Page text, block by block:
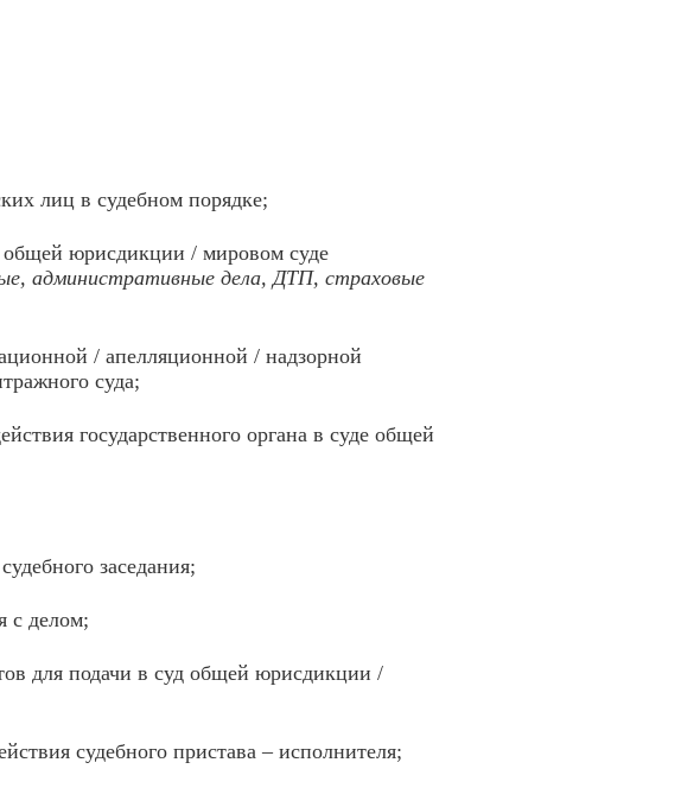
лиц в судебном порядке;
общей юрисдикции / мировом суде
административные дела, ДТП, страховые
/ апелляционной / надзорной
суда;
государственного органа в суде общей
заседания;
с делом;
для подачи в суд общей юрисдикции /
судебного пристава – исполнителя;